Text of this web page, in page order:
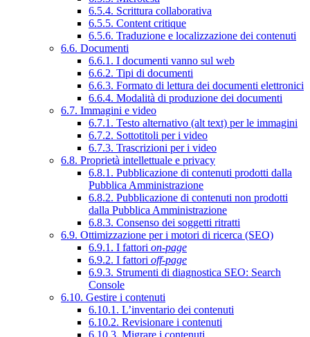
6.5.4. Scrittura collaborativa
6.5.5. Content critique
6.5.6. Traduzione e localizzazione dei contenuti
6.6. Documenti
6.6.1. I documenti vanno sul web
6.6.2. Tipi di documenti
6.6.3. Formato di lettura dei documenti elettronici
6.6.4. Modalità di produzione dei documenti
6.7. Immagini e video
6.7.1. Testo alternativo (alt text) per le immagini
6.7.2. Sottotitoli per i video
6.7.3. Trascrizioni per i video
6.8. Proprietà intellettuale e privacy
6.8.1. Pubblicazione di contenuti prodotti dalla
Pubblica Amministrazione
6.8.2. Pubblicazione di contenuti non prodotti
dalla Pubblica Amministrazione
6.8.3. Consenso dei soggetti ritratti
6.9. Ottimizzazione per i motori di ricerca (SEO)
6.9.1. I fattori on-page
6.9.2. I fattori off-page
6.9.3. Strumenti di diagnostica SEO: Search
Console
6.10. Gestire i contenuti
6.10.1. L’inventario dei contenuti
6.10.2. Revisionare i contenuti
6.10.3. Migrare i contenuti